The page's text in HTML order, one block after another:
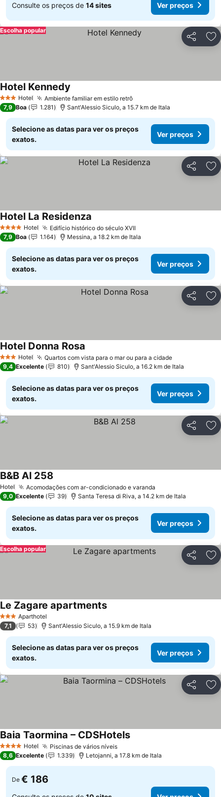
Consulte os preços de 14 sites Ver preços
Partilhar
Escolha popular
3 EstrelasHotel Ambiente familiar em estilo retrô
Hotel Kennedy
7,9 Boa 1.281 Sant'Alessio Siculo, a 15.7 km de Itala
Selecione as datas para ver os preços
exatos.
Ver preços
Partilhar
4 EstrelasHotel Edifício histórico do século XVII
Hotel La Residenza
7,9 Boa 1.164 Messina, a 18.2 km de Itala
Selecione as datas para ver os preços
exatos.
Ver preços
Partilhar
3 EstrelasHotel Quartos com vista para o mar ou para a cidade
Hotel Donna Rosa
9,4 Excelente 810 Sant'Alessio Siculo, a 16.2 km de Itala
Selecione as datas para ver os preços
exatos.
Ver preços
Partilhar
Hotel Acomodações com ar-condicionado e varanda
B&B Al 258
9,0 Excelente 39 Santa Teresa di Riva, a 14.2 km de Itala
Selecione as datas para ver os preços
exatos.
Ver preços
Partilhar
Escolha popular
3 EstrelasAparthotel
Le Zagare apartments
7,1 53 Sant'Alessio Siculo, a 15.9 km de Itala
Selecione as datas para ver os preços
exatos.
Ver preços
Partilhar
4 EstrelasHotel Piscinas de vários níveis
Baia Taormina – CDSHotels
8,6 Excelente 1.339 Letojanni, a 17.8 km de Itala
De € 186